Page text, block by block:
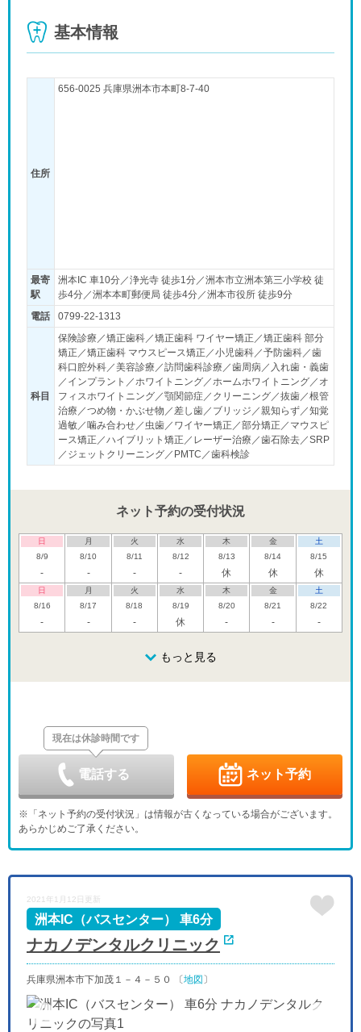
基本情報
住所
656-0025 兵庫県洲本市本町8-7-40
最寄
駅
洲本IC 車10分／浄光寺 徒歩1分／洲本市立洲本第三小学校 徒
歩4分／洲本本町郵便局 徒歩4分／洲本市役所 徒歩9分
電話
0799-22-1313
科目
保険診療／矯正歯科／矯正歯科 ワイヤー矯正／矯正歯科 部分
矯正／矯正歯科 マウスピース矯正／小児歯科／予防歯科／歯
科口腔外科／美容診療／訪問歯科診療／歯周病／入れ歯・義歯
／インプラント／ホワイトニング／ホームホワイトニング／オ
フィスホワイトニング／顎関節症／クリーニング／抜歯／根管
治療／つめ物・かぶせ物／差し歯／ブリッジ／親知らず／知覚
過敏／噛み合わせ／虫歯／ワイヤー矯正／部分矯正／マウスピ
ース矯正／ハイブリット矯正／レーザー治療／歯石除去／SRP
／ジェットクリーニング／PMTC／歯科検診
ネット予約の受付状況
日
8/9
-
月
8/10
-
火
8/11
-
水
8/12
-
木
8/13
休
金
8/14
休
土
8/15
休
日
8/16
-
月
8/17
-
火
8/18
-
水
8/19
休
木
8/20
-
金
8/21
-
土
8/22
-
8/26
9/6
月
9/7
火
9/8
9/10
-
9/11
9/12
休 - - 休
木
- -
日
9/20
月
9/21
火
9/22
9/23
9/24
9/25
9/26
9/27
休
9/28
- - 休
もっと見る
現在は休診時間です
電話する ネット予約
※「ネット予約の受付状況」は情報が古くなっている場合がございます。
あらかじめご了承ください。
2021年1月12日更新
ナカノデンタルクリニック
洲本IC（バスセンター） 車6分
兵庫県洲本市下加茂１－４－５０ 〔地図〕